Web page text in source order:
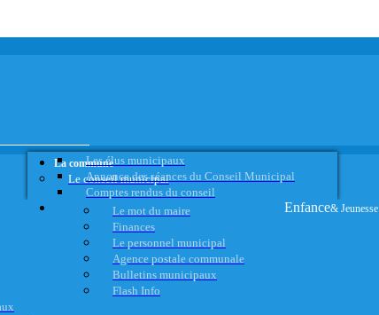
La commune
Le conseil municipal
Les élus municipaux
Annonce des séances du Conseil Municipal
Comptes rendus du conseil
Le mot du maire
Finances
Le personnel municipal
Agence postale communale
Bulletins municipaux
Flash Info
Enfance& Jeunesse